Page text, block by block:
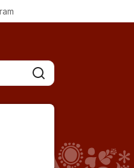
Sök
Fler supportlänkar